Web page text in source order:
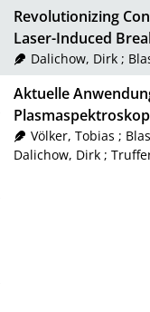
Revolutionizing
Laser-Induced
Dalichow, Dirk;
Aktuelle
Völker, Tobias ;
Dalichow, Dirk ;